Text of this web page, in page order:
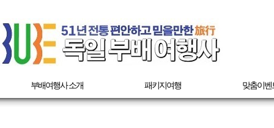
부배여행사 소개 패키지여행 맞춤이벤